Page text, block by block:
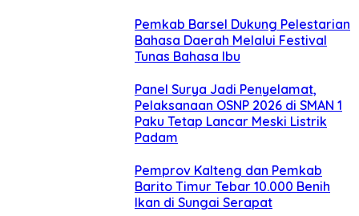
Pemkab Barsel Dukung Pelestarian
Bahasa Daerah Melalui Festival
Tunas Bahasa Ibu
Panel Surya Jadi Penyelamat,
Pelaksanaan OSNP 2026 di SMAN 1
Paku Tetap Lancar Meski Listrik
Padam
Pemprov Kalteng dan Pemkab
Barito Timur Tebar 10.000 Benih
Ikan di Sungai Serapat